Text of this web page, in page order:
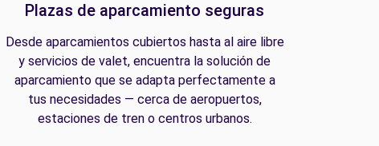
Plazas de aparcamiento seguras
Desde aparcamientos cubiertos hasta al aire libre
y servicios de valet, encuentra la solución de
aparcamiento que se adapta perfectamente a
tus necesidades — cerca de aeropuertos,
estaciones de tren o centros urbanos.